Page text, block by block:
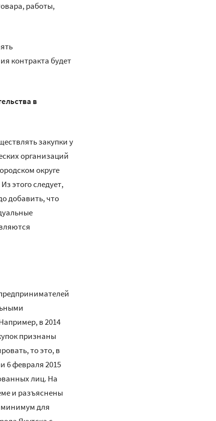
работы,
контракта будет
в
закупки у
организаций
округе
этого следует,
добавить, что
в 2014
признаны
то это, в
6 февраля 2015
лиц. На
и разъяснены
минимум для